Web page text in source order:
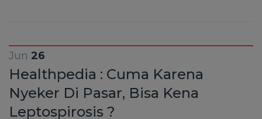
Jun 26
Healthpedia : Cuma Karena
Nyeker Di Pasar, Bisa Kena
Leptospirosis ?